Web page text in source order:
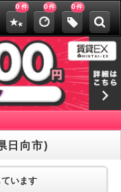
0 件 0件 0件
日向市)
います